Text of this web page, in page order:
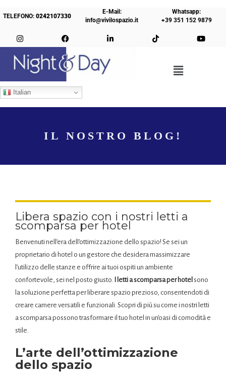
TELEFONO:0242107330
E-Mail:
info@vivilospazio.it
Whatsapp:
+39 351 152 9879
Italian
IL NOSTRO BLOG!
Libera spazio con i nostri letti a
scomparsa per hotel
Benvenuti nell’era dell’ottimizzazione dello spazio! Se sei un
proprietario di hotel o un gestore che desidera massimizzare
l’utilizzo delle stanze e offrire ai tuoi ospiti un ambiente
confortevole, sei nel posto giusto. I letti a scomparsa per hotel sono
la soluzione perfetta per liberare spazio prezioso, consentendoti di
creare camere versatili e funzionali. Scopri di più su come i nostri letti
a scomparsa possono trasformare il tuo hotel in un’oasi di comodità e
stile.
L’arte dell’ottimizzazione
dello spazio